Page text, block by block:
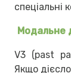
спеціальні
Модальне
V3 (past
Якщо